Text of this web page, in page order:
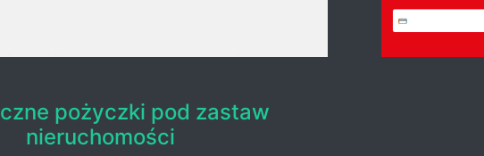
pożyczki pod zastaw
nieruchomości